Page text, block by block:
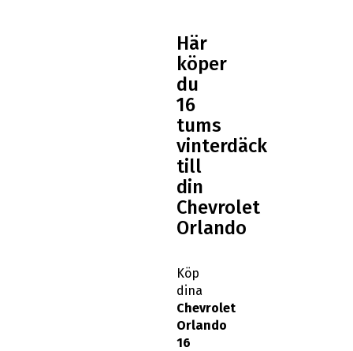
Här
köper
du
16
tums
vinterdäck
till
din
Chevrolet
Orlando
Köp
dina
Chevrolet
Orlando
16